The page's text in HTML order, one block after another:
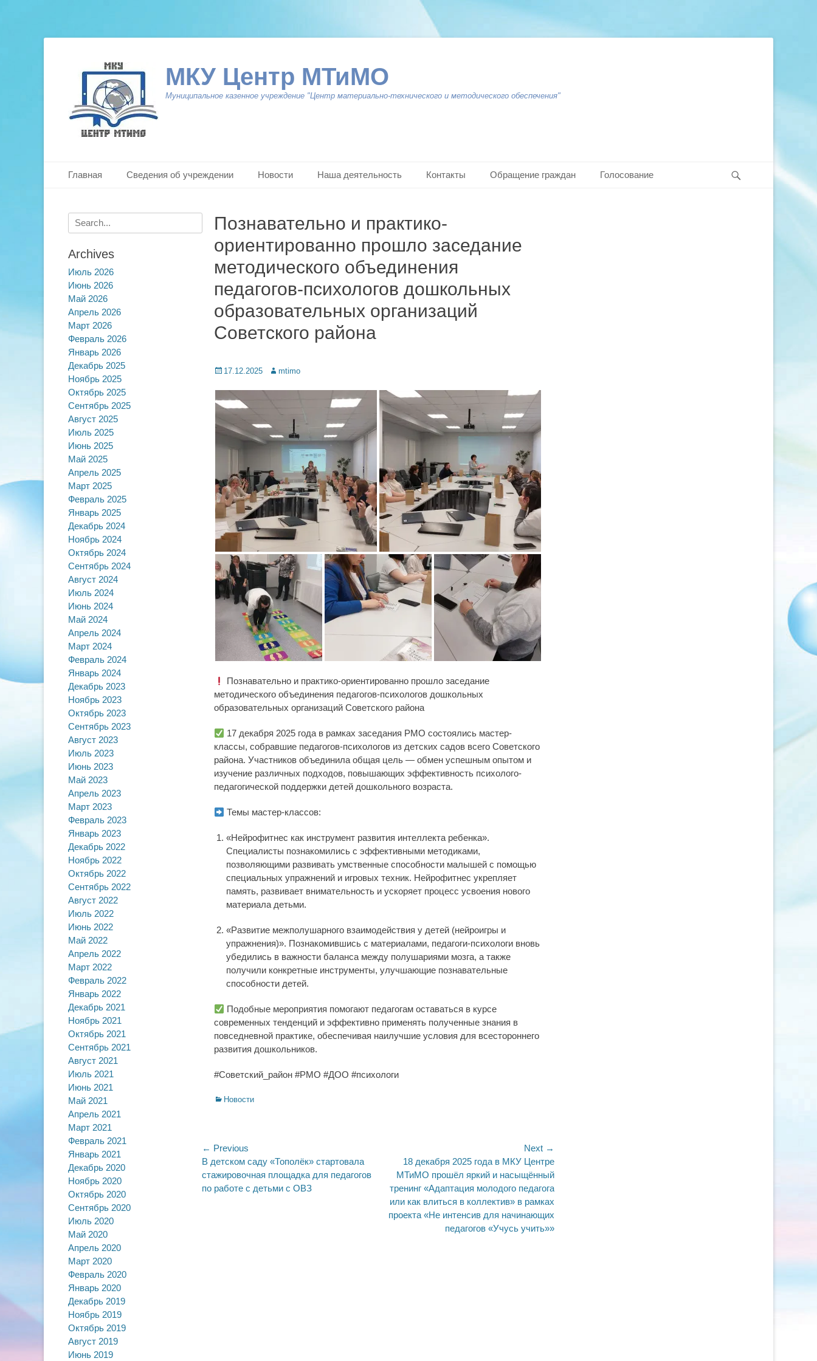
МКУ Центр МТиМО
Муниципальное казенное учреждение "Центр материально-технического и методического обеспечения"
Primary Menu
Главная Сведения об учреждении Новости Наша деятельность Контакты Обращение граждан Голосование
Познавательно и практико-
ориентированно прошло заседание
методического объединения
педагогов-психологов дошкольных
образовательных организаций
Советского района
Posted
17.12.2025 Author
mtimo
Познавательно и практико-ориентированно прошло заседание
методического объединения педагогов-психологов дошкольных
образовательных организаций Советского района
17 декабря 2025 года в рамках заседания РМО состоялись мастер-
классы, собравшие педагогов-психологов из детских садов всего Советского
района. Участников объединила общая цель — обмен успешным опытом и
изучение различных подходов, повышающих эффективность психолого-
педагогической поддержки детей дошкольного возраста.
Темы мастер-классов:
«Нейрофитнес как инструмент развития интеллекта ребенка».
Специалисты познакомились с эффективными методиками,
позволяющими развивать умственные способности малышей с помощью
специальных упражнений и игровых техник. Нейрофитнес укрепляет
память, развивает внимательность и ускоряет процесс усвоения нового
материала детьми.
«Развитие межполушарного взаимодействия у детей (нейроигры и
упражнения)». Познакомившись с материалами, педагоги-психологи вновь
убедились в важности баланса между полушариями мозга, а также
получили конкретные инструменты, улучшающие познавательные
способности детей.
Подобные мероприятия помогают педагогам оставаться в курсе
современных тенденций и эффективно применять полученные знания в
повседневной практике, обеспечивая наилучшие условия для всестороннего
развития дошкольников.
#Советский_район #РМО #ДОО #психологи
Categories
Новости
Навигация
по
записям
← Previous
Previous
post:
В детском саду «Тополёк» стартовала
стажировочная площадка для педагогов
по работе с детьми с ОВЗ
Next →
18 декабря 2025 года в МКУ Центре
МТиМО прошёл яркий и насыщённый
тренинг «Адаптация молодого педагога
или как влиться в коллектив» в рамках
проекта «Не интенсив для начинающих
педагогов «Учусь учить»»
Search
for:
Archives
Июль 2026
Июнь 2026
Май 2026
Апрель 2026
Март 2026
Февраль 2026
Январь 2026
Декабрь 2025
Ноябрь 2025
Октябрь 2025
Сентябрь 2025
Август 2025
Июль 2025
Июнь 2025
Май 2025
Апрель 2025
Март 2025
Февраль 2025
Январь 2025
Декабрь 2024
Ноябрь 2024
Октябрь 2024
Сентябрь 2024
Август 2024
Июль 2024
Июнь 2024
Май 2024
Апрель 2024
Март 2024
Февраль 2024
Январь 2024
Декабрь 2023
Ноябрь 2023
Октябрь 2023
Сентябрь 2023
Август 2023
Июль 2023
Июнь 2023
Май 2023
Апрель 2023
Март 2023
Февраль 2023
Январь 2023
Декабрь 2022
Ноябрь 2022
Октябрь 2022
Сентябрь 2022
Август 2022
Июль 2022
Июнь 2022
Май 2022
Апрель 2022
Март 2022
Февраль 2022
Январь 2022
Декабрь 2021
Ноябрь 2021
Октябрь 2021
Сентябрь 2021
Август 2021
Июль 2021
Июнь 2021
Май 2021
Апрель 2021
Март 2021
Февраль 2021
Январь 2021
Декабрь 2020
Ноябрь 2020
Октябрь 2020
Сентябрь 2020
Июль 2020
Май 2020
Апрель 2020
Март 2020
Февраль 2020
Январь 2020
Декабрь 2019
Ноябрь 2019
Октябрь 2019
Август 2019
Июнь 2019